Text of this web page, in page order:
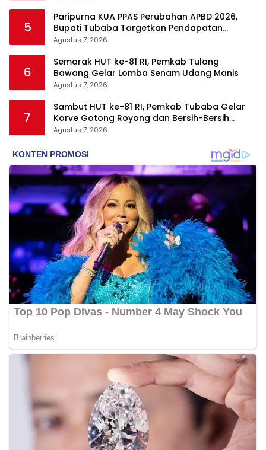
5
Paripurna KUA PPAS Perubahan APBD 2026,
Bupati Tubaba Targetkan Pendapatan
Daerah Rp820,3 Miliar
Agustus 7, 2026
6
Semarak HUT ke-81 RI, Pemkab Tulang
Bawang Gelar Lomba Senam Udang Manis
Agustus 7, 2026
7
Sambut HUT ke-81 RI, Pemkab Tubaba Gelar
Korve Gotong Royong dan Bersih-Bersih
Serentak
Agustus 7, 2026